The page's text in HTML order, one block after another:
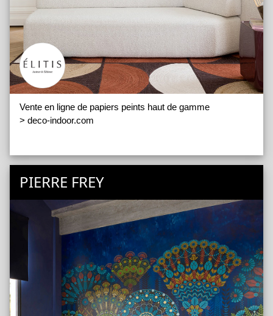
Vente en ligne de papiers peints haut de gamme
> deco-indoor.com
PIERRE FREY